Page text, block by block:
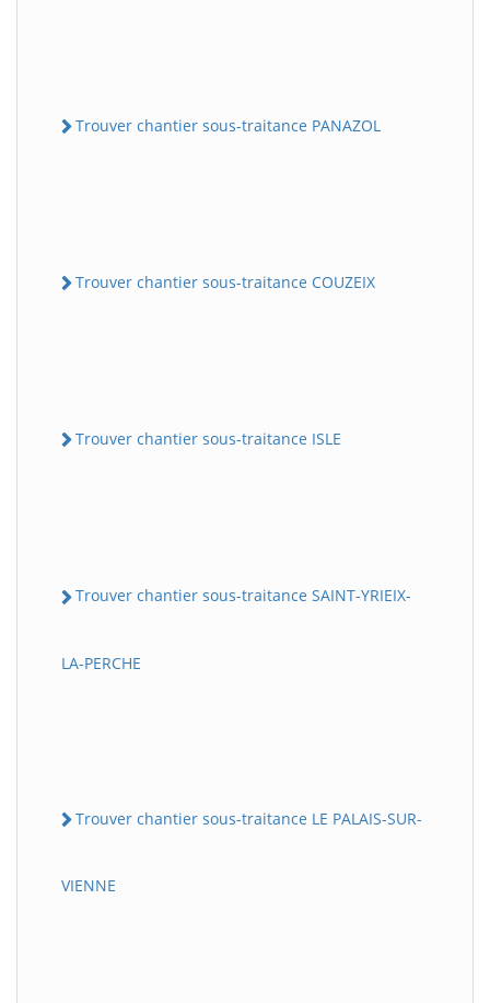
Trouver chantier sous-traitance PANAZOL
Trouver chantier sous-traitance COUZEIX
Trouver chantier sous-traitance ISLE
Trouver chantier sous-traitance SAINT-YRIEIX-
LA-PERCHE
Trouver chantier sous-traitance LE PALAIS-SUR-
VIENNE